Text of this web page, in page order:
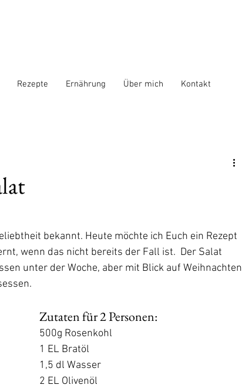
Rezepte Ernährung Über mich Kontakt
bekannt. Heute möchte ich Euch ein Rezept
wenn das nicht bereits der Fall ist.  Der Salat
unter der Woche, aber mit Blick auf Weihnachten
Zutaten für 2 Personen:
500g Rosenkohl
1 EL Bratöl
1,5 dl Wasser
2 EL Olivenöl